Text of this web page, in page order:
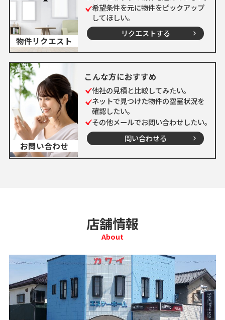
希望条件を元に物件をピックアップ
してほしい。
リクエストする
物件リクエスト
こんな方におすすめ
他社の見積と比較してみたい。
ネットで見つけた物件の空室状況を
確認したい。
その他メールでお問い合わせしたい。
問い合わせる
お問い合わせ
店舗情報
About